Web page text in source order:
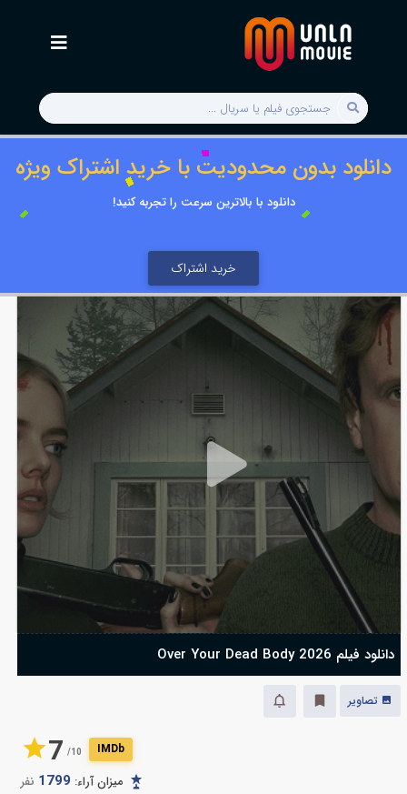
دانلود بدون محدودیت با خرید اشتراک ویژه
دانلود با بالاترین سرعت را تجربه کنید!
خرید اشتراک
دانلود فیلم Over Your Dead Body 2026
تصاویر
7 10/ IMDb
میزان آراء: 1799 نفر